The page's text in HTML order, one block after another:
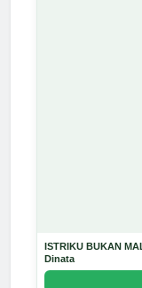
ISTRIKU BUKAN
Dinata